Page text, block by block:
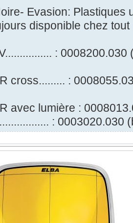
Evasion: Plastiques
disponible chez
:
cross......... :
avec lumière :
: 0003020.030